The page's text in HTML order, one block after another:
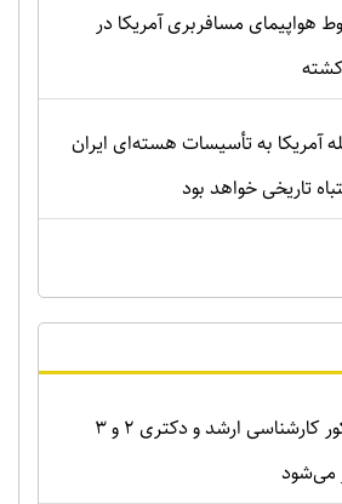
هواپیمای مسافربری آمریکا در
آمریکا به تأسیسات هسته‌ای ایران
تاریخی خواهد بود
کنکور کارشناسی ارشد و دکتری ۲ و ۳
می‌شود